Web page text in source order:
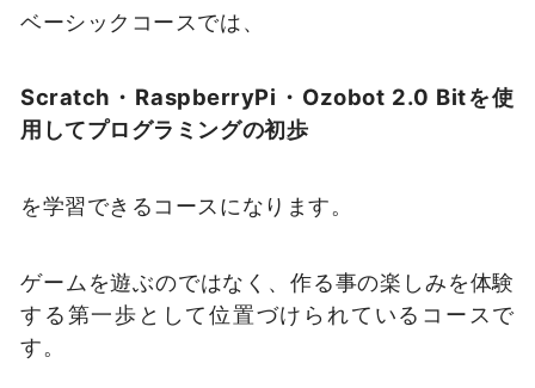
ベーシックコースでは、
Scratch・RaspberryPi・Ozobot 2.0 Bitを使
用してプログラミングの初歩
を学習できるコースになります。
ゲームを遊ぶのではなく、作る事の楽しみを体験
する第一歩として位置づけられているコースで
す。